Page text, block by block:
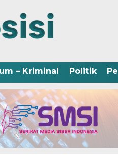
– Kriminal Politik